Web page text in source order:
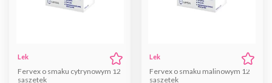
Lek
Fervex o smaku cytrynowym 12
saszetek
Lek
Fervex o smaku malinowym 12
saszetek